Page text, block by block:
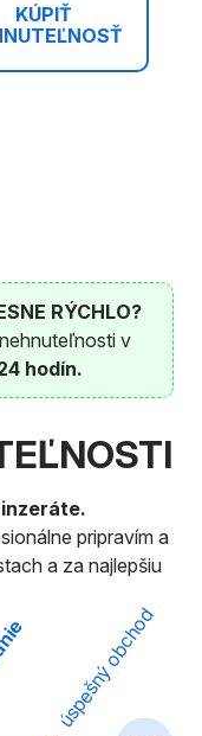
KÚPIŤ
RÝCHLO?
v
hodín.
pripravím a
a za najlepšiu
úspešný obchod